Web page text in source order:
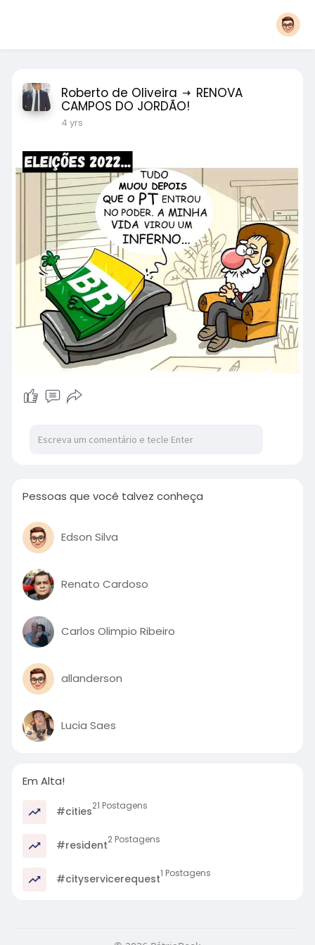
Roberto de Oliveira RENOVA
CAMPOS DO JORDÃO!
4 yrs
Pessoas que você talvez conheça
Edson Silva
Renato Cardoso
Carlos Olimpio Ribeiro
allanderson
Lucia Saes
Em Alta!
#cities21 Postagens
#resident2 Postagens
#cityservicerequest1 Postagens